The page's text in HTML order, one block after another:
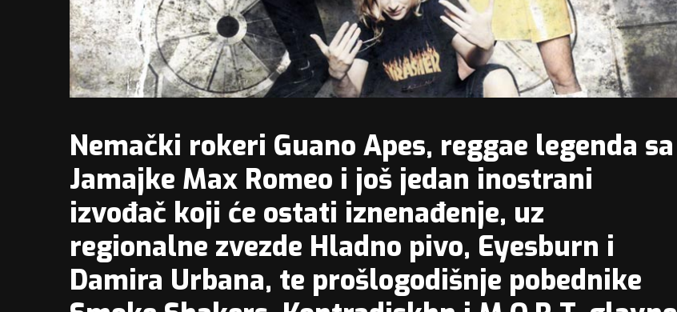
Nemački rokeri Guano Apes, reggae legenda sa
Jamajke Max Romeo i još jedan inostrani
izvođač koji će ostati iznenađenje, uz
regionalne zvezde Hladno pivo, Eyesburn i
Damira Urbana, te prošlogodišnje pobednike